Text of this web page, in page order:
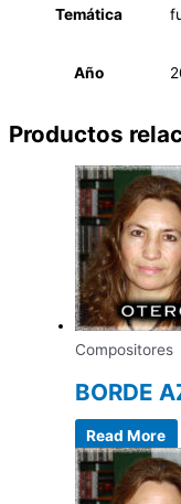
Temática
Año
Productos
Compositores
BORDE
Read More